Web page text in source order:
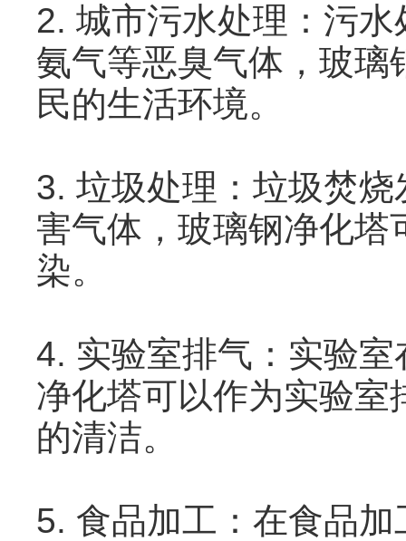
2. 城市污水处理：污
氨气等恶臭气体，玻
民的生活环境。
3. 垃圾处理：垃圾焚
害气体，玻璃钢净化塔
染。
4. 实验室排气：实验
净化塔可以作为实验
的清洁。
5. 食品加工：在食品